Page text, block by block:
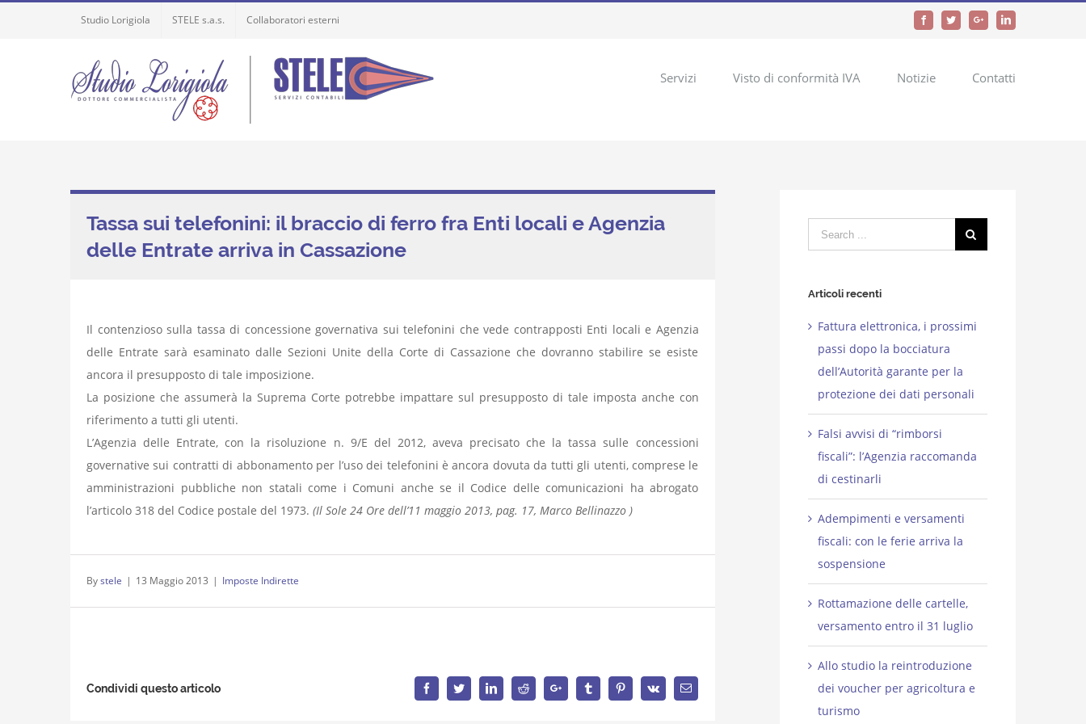
Studio Lorigiola STELE s.a.s. Collaboratori esterni FacebookTwitterGoogle+LinkedIn
Servizi Visto di conformità IVA Notizie Contatti
Tassa sui telefonini: il braccio di ferro fra Enti locali e Agenzia
delle Entrate arriva in Cassazione
Il contenzioso sulla tassa di concessione governativa sui telefonini che vede contrapposti Enti locali e Agenzia
delle Entrate sarà esaminato dalle Sezioni Unite della Corte di Cassazione che dovranno stabilire se esiste
ancora il presupposto di tale imposizione.
La posizione che assumerà la Suprema Corte potrebbe impattare sul presupposto di tale imposta anche con
riferimento a tutti gli utenti.
L’Agenzia delle Entrate, con la risoluzione n. 9/E del 2012, aveva precisato che la tassa sulle concessioni
governative sui contratti di abbonamento per l’uso dei telefonini è ancora dovuta da tutti gli utenti, comprese le
amministrazioni pubbliche non statali come i Comuni anche se il Codice delle comunicazioni ha abrogato
l’articolo 318 del Codice postale del 1973. (Il Sole 24 Ore dell’11 maggio 2013, pag. 17, Marco Bellinazzo )
Bystele | 13 Maggio 2013 | Imposte Indirette
Condividi questo articolo FacebookTwitterLinkedInReddit Google+ Tumblr PinterestVk Email
Search
for:
Articoli recenti
Fattura elettronica, i prossimi
passi dopo la bocciatura
dell’Autorità garante per la
protezione dei dati personali
Falsi avvisi di “rimborsi
fiscali”: l’Agenzia raccomanda
di cestinarli
Adempimenti e versamenti
fiscali: con le ferie arriva la
sospensione
Rottamazione delle cartelle,
versamento entro il 31 luglio
Allo studio la reintroduzione
dei voucher per agricoltura e
turismo